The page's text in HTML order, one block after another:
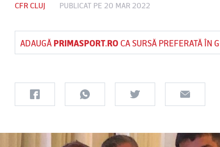
CFR CLUJ PUBLICAT PE 20 MAR 2022
ADAUGĂ PRIMASPORT.ROCA SURSĂ PREFERATĂ ÎN